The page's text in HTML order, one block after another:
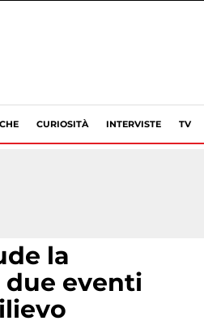
CURIOSITÀ INTERVISTE TV
la
eventi